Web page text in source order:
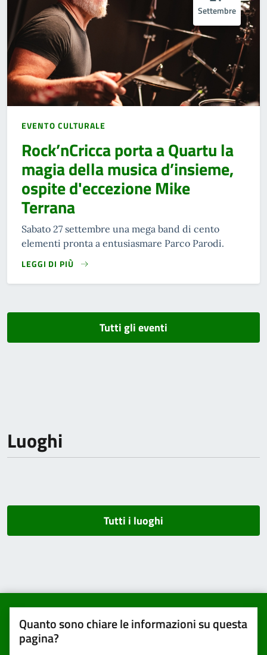
Settembre
EVENTO CULTURALE
Rock’nCricca porta a Quartu la
magia della musica d’insieme,
ospite d'eccezione Mike
Terrana
Sabato 27 settembre una mega band di cento
elementi pronta a entusiasmare Parco Parodi.
LEGGI DI PIÙ
Tutti gli eventi
Luoghi
Tutti i luoghi
Quanto sono chiare le informazioni su questa
pagina?